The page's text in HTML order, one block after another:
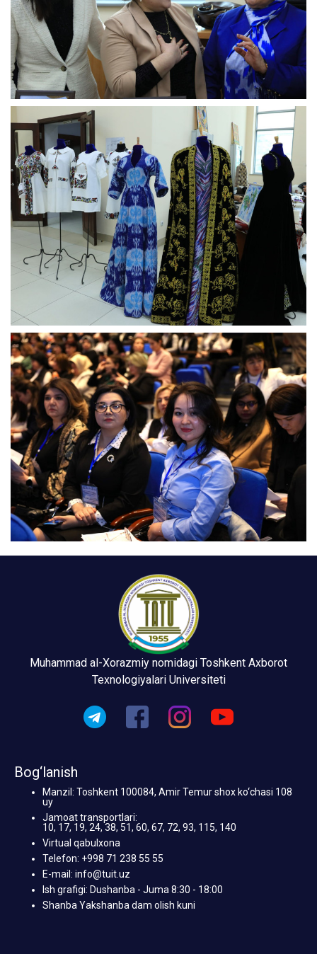
Muhammad al-Xorazmiy nomidagi Toshkent Axborot
Texnologiyalari Universiteti
Bog‘lanish
Manzil: Toshkent 100084, Amir Temur shox ko‘chasi 108
uy
Jamoat transportlari:
10, 17, 19, 24, 38, 51, 60, 67, 72, 93, 115, 140
Virtual qabulxona
Telefon: +998 71 238 55 55
E-mail: info@tuit.uz
Ish grafigi: Dushanba - Juma 8:30 - 18:00
Shanba Yakshanba dam olish kuni